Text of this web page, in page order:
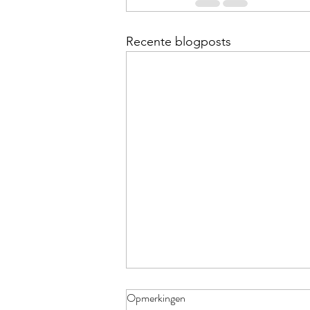
Recente blogposts
Opmerkingen